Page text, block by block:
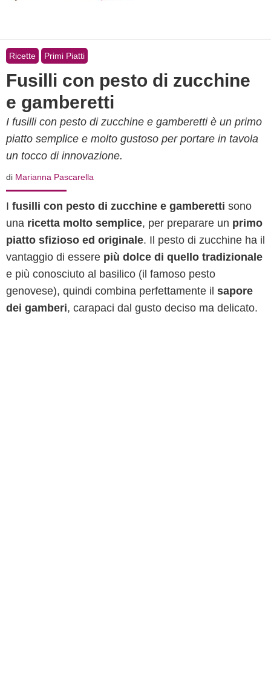
Ricette Primi Piatti
Fusilli con pesto di zucchine
e gamberetti
I fusilli con pesto di zucchine e gamberetti è un primo
piatto semplice e molto gustoso per portare in tavola
un tocco di innovazione.
di Marianna Pascarella
I fusilli con pesto di zucchine e gamberetti sono
una ricetta molto semplice, per preparare un primo
piatto sfizioso ed originale. Il pesto di zucchine ha il
vantaggio di essere più dolce di quello tradizionale
e più conosciuto al basilico (il famoso pesto
genovese), quindi combina perfettamente il sapore
dei gamberi, carapaci dal gusto deciso ma delicato.